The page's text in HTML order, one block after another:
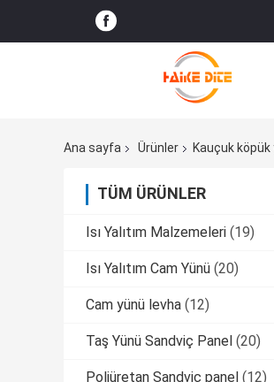
Ana sayfa Ürünler Kauçuk köpük
TÜM ÜRÜNLER
Isı Yalıtım Malzemeleri (19)
Isı Yalıtım Cam Yünü (20)
Cam yünü levha (12)
Taş Yünü Sandviç Panel (20)
Poliüretan Sandviç panel (12)